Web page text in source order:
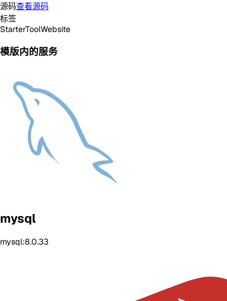
源码查看源码
标签
StarterToolWebsite
模版内的服务
mysql
mysql:8.0.33